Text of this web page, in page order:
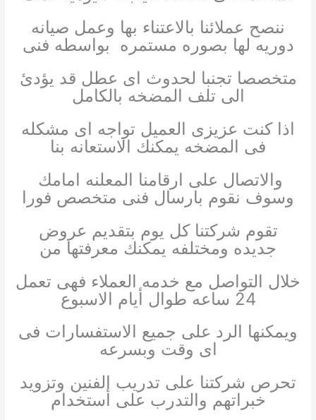
ننصح عملائنا بالاعتناء بها وعمل صيانه
دوريه لها بصوره مستمره بواسطه فنى
متخصصا تجنبا لحدوث اى عطل قد يؤدئ
الى تلف المضخه بالكامل
اذا كنت عزيزى العميل تواجه اى مشكله
فى المضخه يمكنك الاستعانه بنا
والاتصال على ارقامنا المعلنه امامك
وسوف نقوم بارسال فنى متخصص فورا
تقوم شركتنا كل يوم بتقديم عروض
جديده ومختلفه يمكنك معرفتها من
خلال التواصل مع خدمه العملاء فهى تعمل
24 ساعه طوال أيام الاسبوع
ويمكنها الرد على جميع الاستفسارات فى
اى وقت وبسرعه
تحرص شركتنا على تدريب الفنين وتزويد
خبراتهم والتدرب على أستخدام